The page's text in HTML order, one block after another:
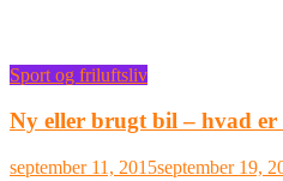
Sport og friluftsliv
Ny eller brugt bil – hvad er
september 11, 2015september 19,